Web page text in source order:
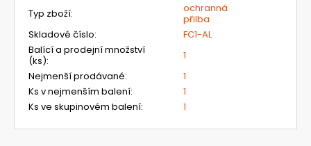
Typ zboží:
ochranná
přilba
Skladové číslo:
FC1-AL
Balící a prodejní množství
(ks):
1
Nejmenší prodávané:
1
Ks v nejmenším balení:
1
Ks ve skupinovém balení: 1
3M
HEAVY
DUTY
SVAŘOVACÍM
FILTREM
G5-
20